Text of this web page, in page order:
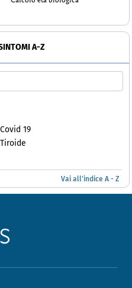
A-Z
Covid 19
Tiroide
Vai all'indice A - Z